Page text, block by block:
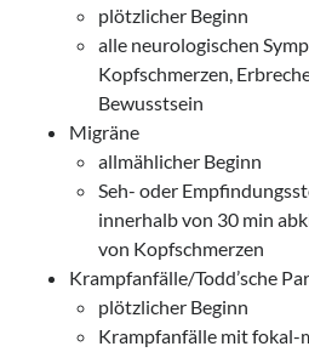
plötzlicher Beginn
alle neurologischen
Kopfschmerzen,
Bewusstsein
Migräne
allmählicher Beginn
Seh- oder
innerhalb von 30 min
von Kopfschmerzen
Krampfanfälle/Todd’sche
plötzlicher Beginn
Krampfanfälle mit fokal-